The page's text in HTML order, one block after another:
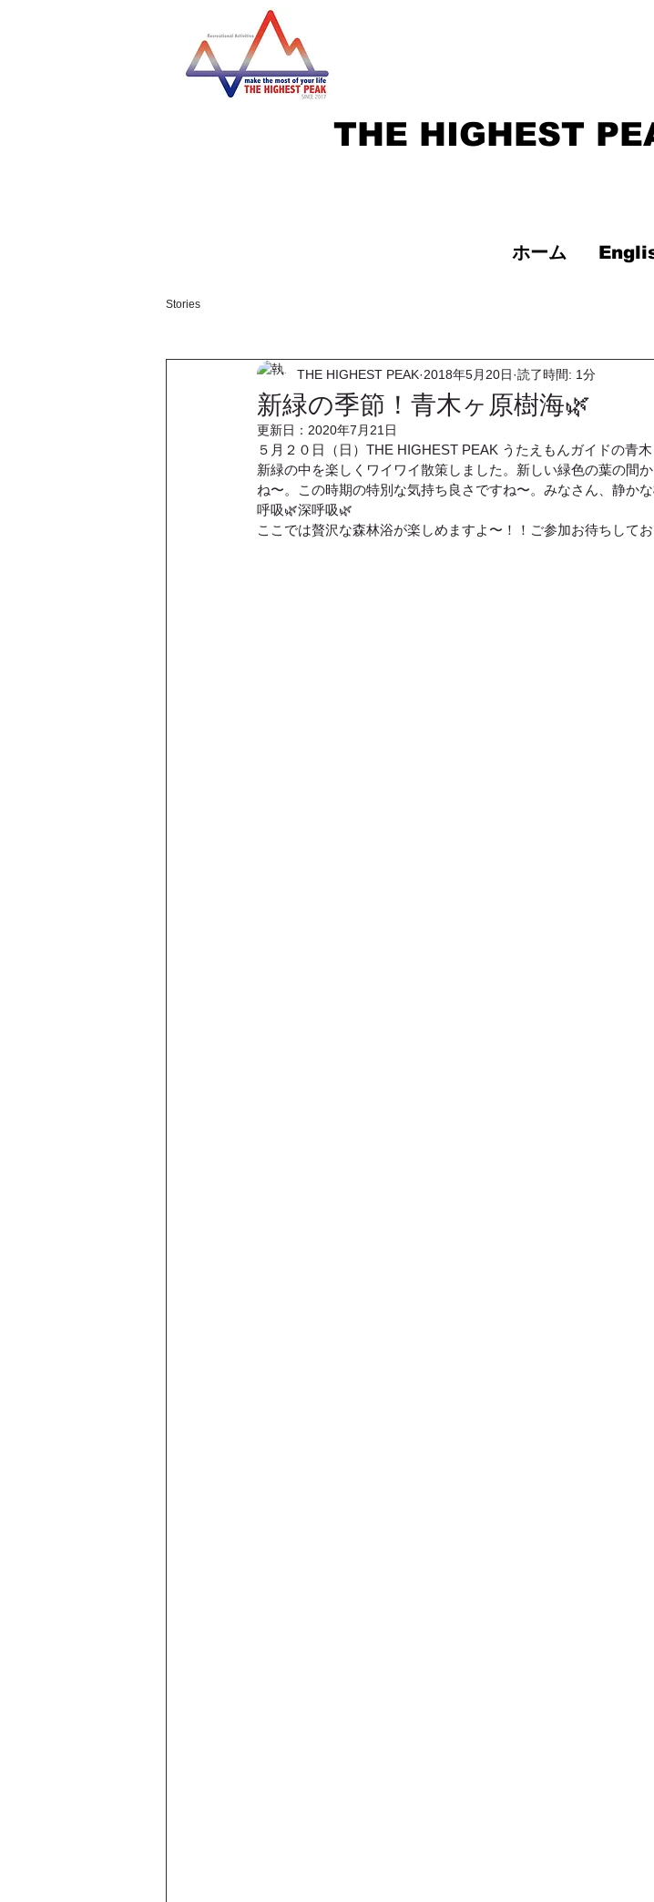
THE HIGHEST
ホーム
Stories
新緑の季節！青木ヶ原樹海🌿
THE HIGHEST PEAK 2018年5月20日 読了時間: 1分
更新日： 2020年7月21日
５月２０日（日）THE HIGHEST PEAK うたえもんガイドの青木
新緑の中を楽しくワイワイ散策しました。新しい緑色の葉の間
ね〜。この時期の特別な気持ち良さですね〜。みなさん、静か
呼吸🌿深呼吸🌿
ここでは贅沢な森林浴が楽しめますよ〜！！ご参加お待ちしてお